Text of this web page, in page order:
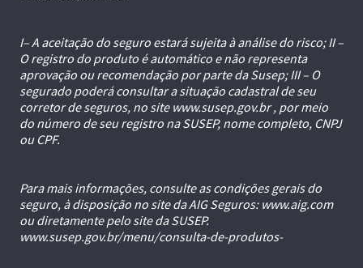
I– A aceitação do seguro estará sujeita à análise do risco; II –
O registro do produto é automático e não representa
aprovação ou recomendação por parte da Susep; III – O
segurado poderá consultar a situação cadastral de seu
corretor de seguros, no site www.susep.gov.br , por meio
do número de seu registro na SUSEP, nome completo, CNPJ
ou CPF.
Para mais informações, consulte as condições gerais do
seguro, à disposição no site da AIG Seguros: www.aig.com
ou diretamente pelo site da SUSEP.
www.susep.gov.br/menu/consulta-de-produtos-